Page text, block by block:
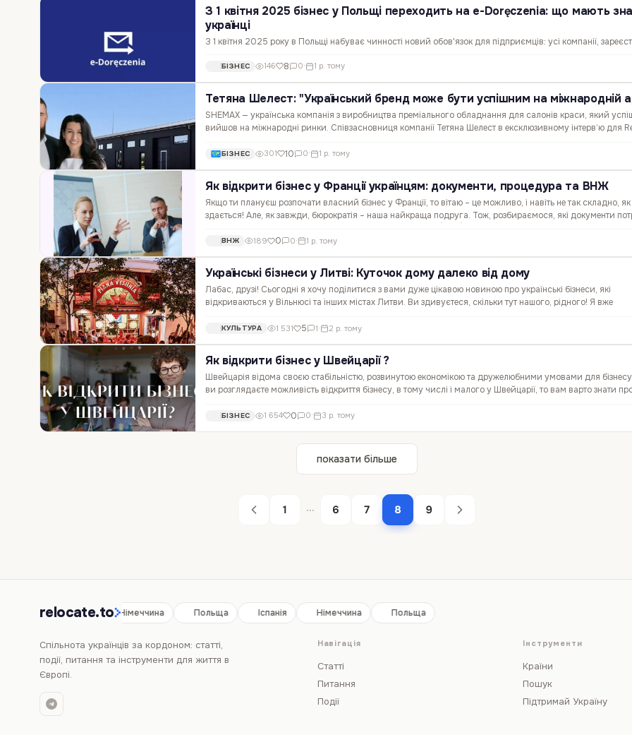
З 1 квітня 2025 бізнес у Польщі переходить на e-Doręczenia: що мають
українці
​З 1 квітня 2025 року в Польщі набуває чинності новий обов'язок для підприємців: усі компанії,
системі e-Doręczeń. Розбираємось разом з командою Relocate.to . Що…
БІЗНЕС 146 8 0· 1 р. тому
Тетяна Шелест: "Український бренд може бути успішним на міжнародній
SHEMAX — українська компанія з виробництва преміального обладнання для салонів краси, який
вийшов на міжнародні ринки. Співзасновниця компанії Тетяна Шелест в ексклюзивному інтерв’ю для
БІЗНЕС 301 10 0· 1 р. тому
Як відкрити бізнес у Франції українцям: документи, процедура та ВНЖ
Якщо ти плануєш розпочати власний бізнес у Франції, то вітаю – це можливо, і навіть не так складно, як
здається! Але, як завжди, бюрократія – наша найкраща подруга. Тож, розбираємося, які документи
ВНЖ 189 0 0· 1 р. тому
Українські бізнеси у Литві: Куточок дому далеко від дому
Лабас, друзі! Сьогодні я хочу поділитися з вами дуже цікавою новиною про українські бізнеси, які
відкриваються у Вільнюсі та інших містах Литви. Ви здивуєтеся, скільки тут нашого, рідного! Я вже
КУЛЬТУРА 1 531 5 1· 2 р. тому
Як відкрити бізнес у Швейцарії ?
Швейцарія відома своєю стабільністю, розвинутою економікою та дружелюбними умовами для
ви розглядаєте можливість відкриття бізнесу, в тому числі і малого у Швейцарії, то вам варто знати
БІЗНЕС 1 654 0 0· 3 р. тому
показати більше
1 ... 6 7 8 9
relocate.to
Іспанія Німеччина Польща Іспанія Німеччина Польща
Спільнота українців за кордоном: статті,
події, питання та інструменти для життя в
Європі.
Навігація
Статті
Питання
Події
Інструменти
Країни
Пошук
Підтримай Україну